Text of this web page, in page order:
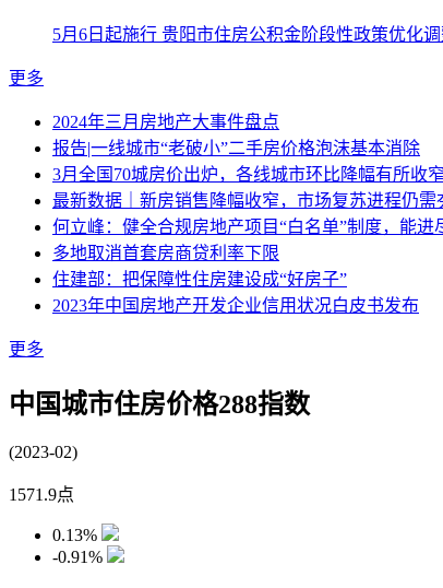
5月6日起施行 贵阳市住房公积金阶段性政策优化
更多
2024年三月房地产大事件盘点
报告|一线城市“老破小”二手房价格泡沫基本消除
3月全国70城房价出炉，各线城市环比降幅有所收窄
最新数据｜新房销售降幅收窄，市场复苏进程仍需
何立峰：健全合规房地产项目“白名单”制度，能进
多地取消首套房商贷利率下限
住建部：把保障性住房建设成“好房子”
2023年中国房地产开发企业信用状况白皮书发布
更多
中国城市住房价格288指数
(2023-02)
1571.9点
0.13%
-0.91%